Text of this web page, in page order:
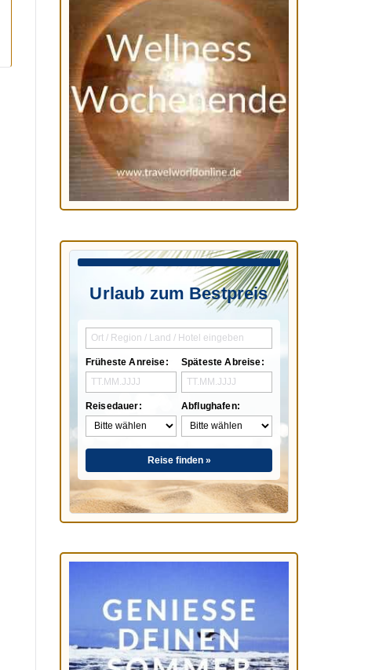
Urlaub zum Bestpreis
Früheste Anreise:
Reisedauer:
Späteste Abreise:
Abflughafen:
Reise finden »